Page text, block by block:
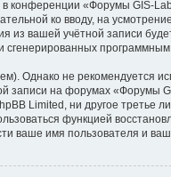
конференции «Форумы GIS-
ко вводу, на
из вашей учётной записи
сгенерированных
Однако не рекомендуется
записи на форумах «Форумы
Limited, ни другое третье
функцией
ваше имя пользователя и